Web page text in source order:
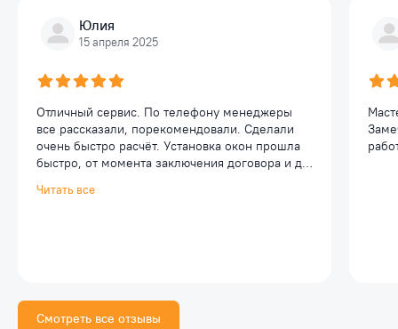
Юлия
15 апреля 2025
Отличный сервис. По телефону менеджеры
все рассказали, порекомендовали. Сделали
очень быстро расчёт. Установка окон прошла
быстро, от момента заключения договора и до
вежливые, профессионалы. Установили
Читать все
Смотреть все отзывы